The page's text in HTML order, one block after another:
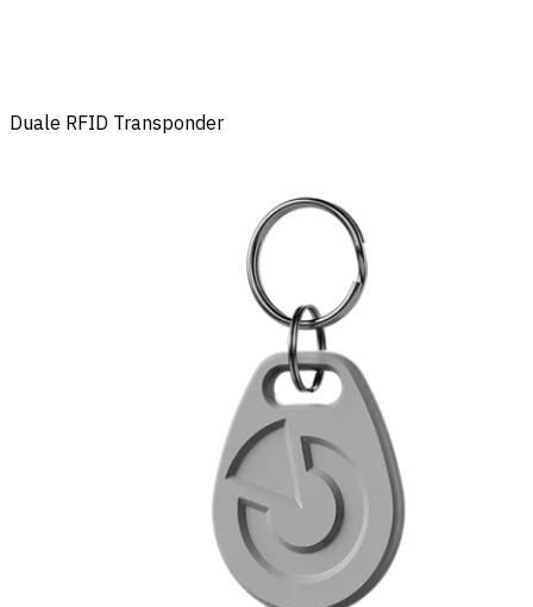
Duale RFID Transponder